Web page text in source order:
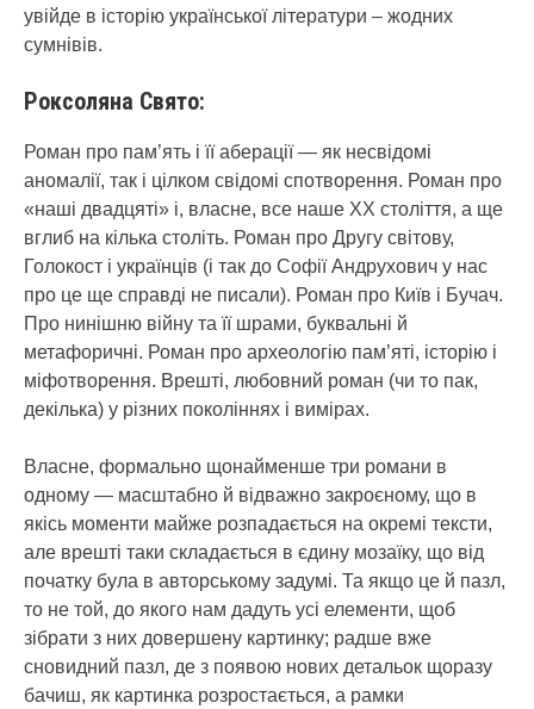
увійде в історію української літератури – жодних
сумнівів.
Роксоляна Свято:
Роман про пам’ять і її аберації — як несвідомі
аномалії, так і цілком свідомі спотворення. Роман про
«наші двадцяті» і, власне, все наше ХХ століття, а ще
вглиб на кілька століть. Роман про Другу світову,
Голокост і українців (і так до Софії Андрухович у нас
про це ще справді не писали). Роман про Київ і Бучач.
Про нинішню війну та її шрами, буквальні й
метафоричні. Роман про археологію пам’яті, історію і
міфотворення. Врешті, любовний роман (чи то пак,
декілька) у різних поколіннях і вимірах.
Власне, формально щонайменше три романи в
одному — масштабно й відважно закроєному, що в
якісь моменти майже розпадається на окремі тексти,
але врешті таки складається в єдину мозаїку, що від
початку була в авторському задумі. Та якщо це й пазл,
то не той, до якого нам дадуть усі елементи, щоб
зібрати з них довершену картинку; радше вже
сновидний пазл, де з появою нових детальок щоразу
бачиш, як картинка розростається, а рамки